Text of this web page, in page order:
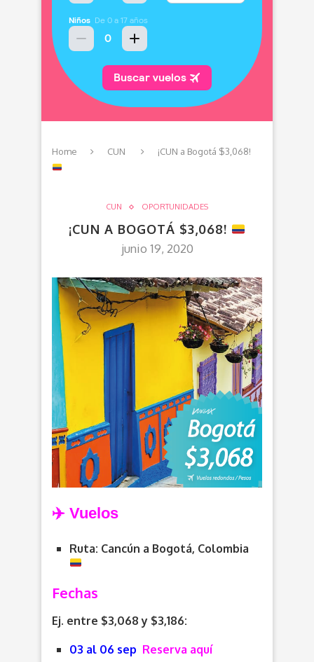
Home CUN ¡CUN a Bogotá $3,068!
CUN OPORTUNIDADES
¡CUN A BOGOTÁ $3,068!
junio 19, 2020
✈️ Vuelos
Ruta: Cancún a Bogotá, Colombia
Fechas
Ej. entre $3,068 y $3,186:
03 al 06 sep Reserva aquí